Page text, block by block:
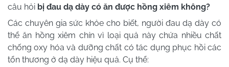
câu hỏi bị đau dạ dày có ăn được hồng xiêm không?
Các chuyên gia sức khỏe cho biết, người đau dạ dày có
thể ăn hồng xiêm chín vì loại quả này chứa nhiều chất
chống oxy hóa và dưỡng chất có tác dụng phục hồi các
tổn thương ở dạ dày hiệu quả. Cụ thể: